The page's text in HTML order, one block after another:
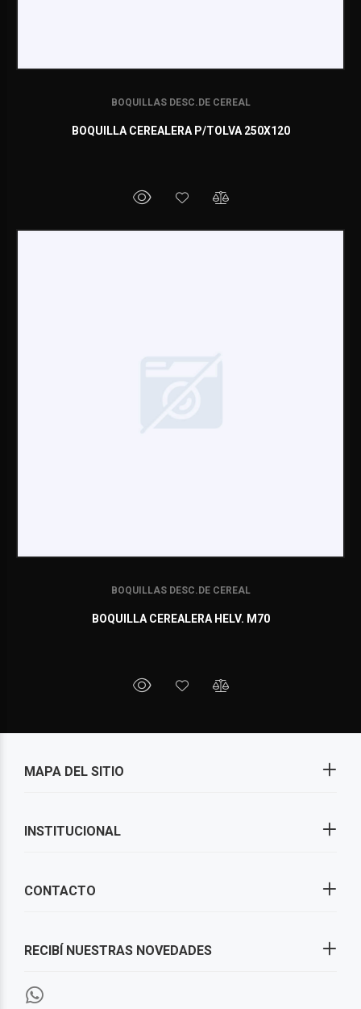
BOQUILLAS DESC.DE CEREAL
BOQUILLA CEREALERA P/TOLVA 250X120
BOQUILLAS DESC.DE CEREAL
BOQUILLA CEREALERA HELV. M70
MAPA DEL SITIO
INSTITUCIONAL
CONTACTO
RECIBÍ NUESTRAS NOVEDADES